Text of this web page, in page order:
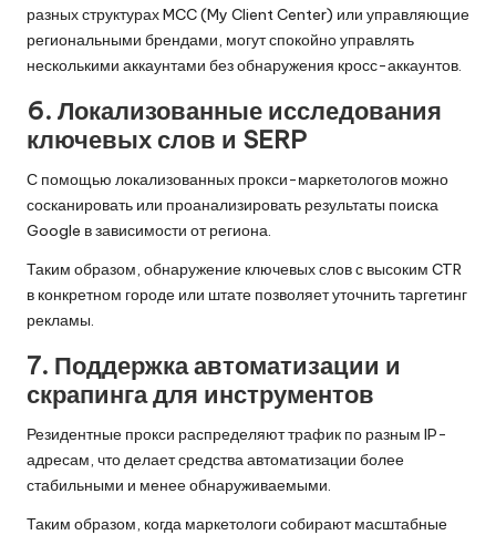
разных структурах MCC (My Client Center) или управляющие
региональными брендами, могут спокойно управлять
несколькими аккаунтами без обнаружения кросс-аккаунтов.
6. Локализованные исследования
ключевых слов и SERP
С помощью локализованных прокси-маркетологов можно
сосканировать или проанализировать результаты поиска
Google в зависимости от региона.
Таким образом, обнаружение ключевых слов с высоким CTR
в конкретном городе или штате позволяет уточнить таргетинг
рекламы.
7. Поддержка автоматизации и
скрапинга для инструментов
Резидентные прокси распределяют трафик по разным IP-
адресам, что делает средства автоматизации более
стабильными и менее обнаруживаемыми.
Таким образом, когда маркетологи собирают масштабные